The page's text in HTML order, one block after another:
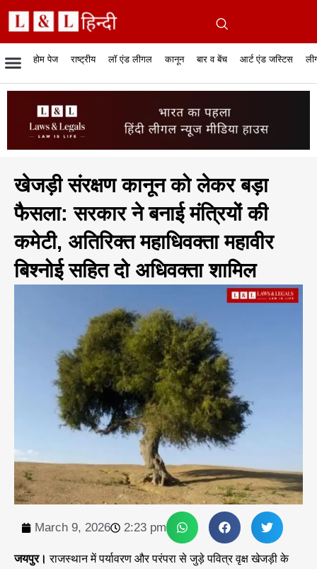
होम पेज राष्ट्रीय
रिपोर्टेबल जजमेंट सुप्रीम कोर्ट हाईकोर्ट
लॉ एंड लीगल
रिसर्च एनालाईसिस एंड लॉ केस स्टेटस
कानून
व्यापार में कानून फिल्में और कानून
बार व बेंच
बार एसोसिएशन बार
आर्ट एंड जस्टिस
जस्टिस एंड जस्टिस
खेजड़ी संरक्षण कानून को लेकर बड़ा
फैसला: सरकार ने बनाई मंत्रियों की
कमेटी, अतिरिक्त महाधिवक्ता महावीर
बिश्नोई सहित दो अधिवक्ता शामिल
March 9, 2026 2:23 pm
जयपुर। राजस्थान में पर्यावरण और परंपरा से जुड़े पवित्र वृक्ष खेजड़ी के